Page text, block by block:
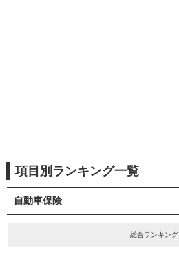
項目別ランキング一覧
自動車保険
総合ランキング